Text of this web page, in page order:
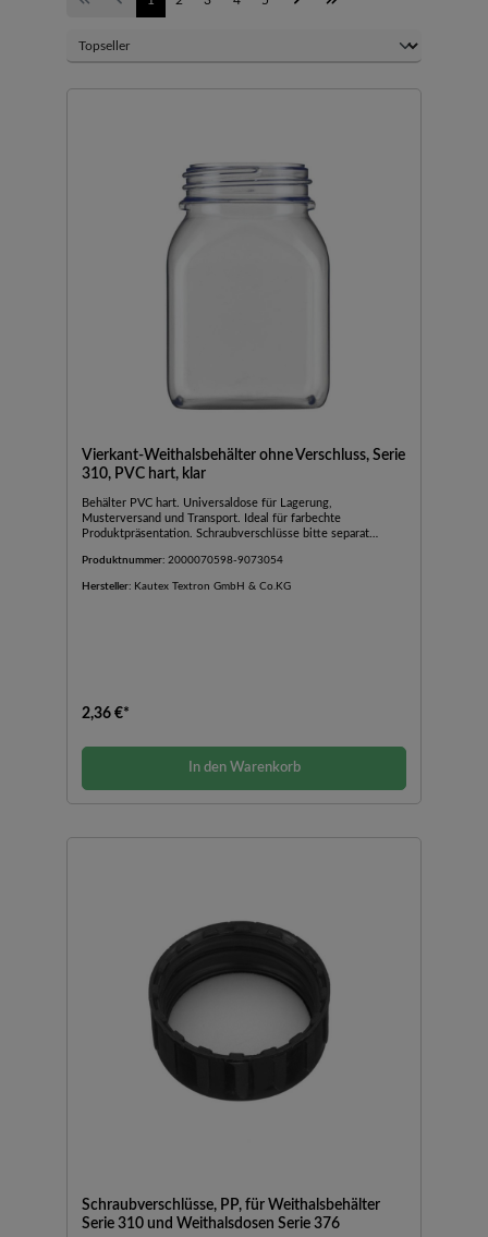
Vierkant-Weithalsbehälter ohne Verschluss, Serie
310, PVC hart, klar
Behälter PVC hart. Universaldose für Lagerung,
Musterversand und Transport. Ideal für farbechte
Produktpräsentation. Schraubverschlüsse bitte separat
Produktnummer: 2000070598-9073054
Hersteller: Kautex Textron GmbH & Co.KG
2,36 €*
In den Warenkorb
Schraubverschlüsse, PP, für Weithalsbehälter
Serie 310 und Weithalsdosen Serie 376